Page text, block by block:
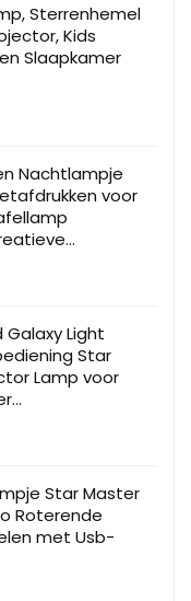
Sterrenhemel
Kids
Slaapkamer
Nachtlampje
voor
Light
Star
Lamp voor
Star Master
Roterende
met Usb-